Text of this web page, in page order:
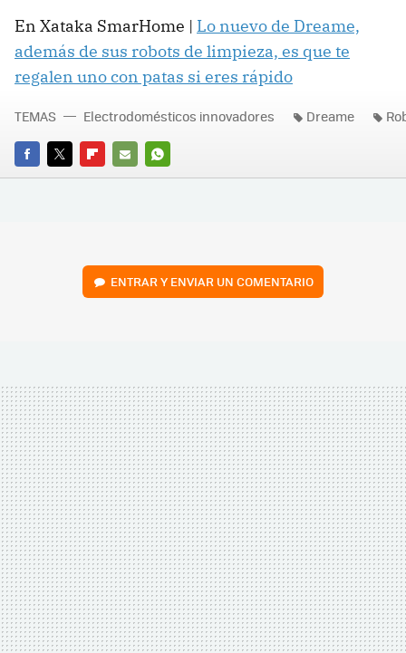
En Xataka SmarHome | Lo nuevo de Dreame,
además de sus robots de limpieza, es que te
regalen uno con patas si eres rápido
FACEBOOK
TWITTERFLIPBOARD
E-
WHATSAPP
TEMAS Electrodomésticos innovadores Dreame
ENTRAR Y ENVIAR UN COMENTARIO